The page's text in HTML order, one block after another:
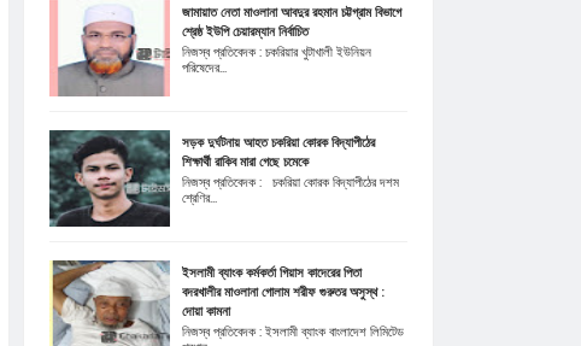
জামায়াত নেতা মাওলানা আবদুর রহমান চট্টগ্রাম বিভাগে
শ্রেষ্ঠ ইউপি চেয়ারম্যান নির্বাচিত
নিজস্ব প্রতিবেদক : চকরিয়ার খুটাখালী ইউনিয়ন
পরিষেদের...
সড়ক দুর্ঘটনায় আহত চকরিয়া কোরক বিদ্যাপীঠের
শিক্ষার্থী রাকিব মারা গেছে চমেকে
নিজস্ব প্রতিবেদক : চকরিয়া কোরক বিদ্যাপীঠের দশম
শ্রেণির...
ইসলামী ব্যাংক কর্মকর্তা গিয়াস কাদেরের পিতা
বদরখালীর মাওলানা গোলাম শরীফ গুরুতর অসুস্থ :
দোয়া কামনা
নিজস্ব প্রতিবেদক : ইসলামী ব্যাংক বাংলাদেশ লিমিটেড